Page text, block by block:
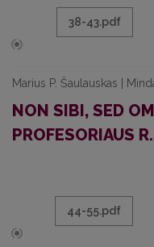
38-43.pdf
Marius P. Šaulauskas |
NON SIBI, SED
PROFESORIAUS
44-55.pdf